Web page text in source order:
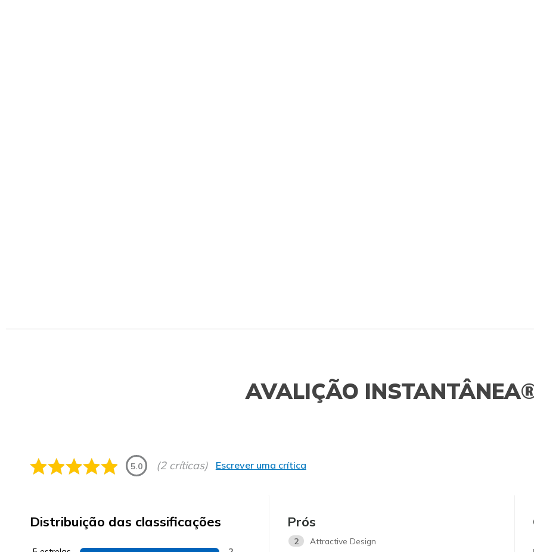
AVALIÇÃO
5.0 (2 críticas) Escrever uma crítica
Distribuição das classificações Prós
2 Attractive Design